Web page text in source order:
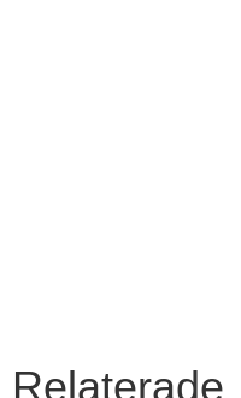
Relaterade